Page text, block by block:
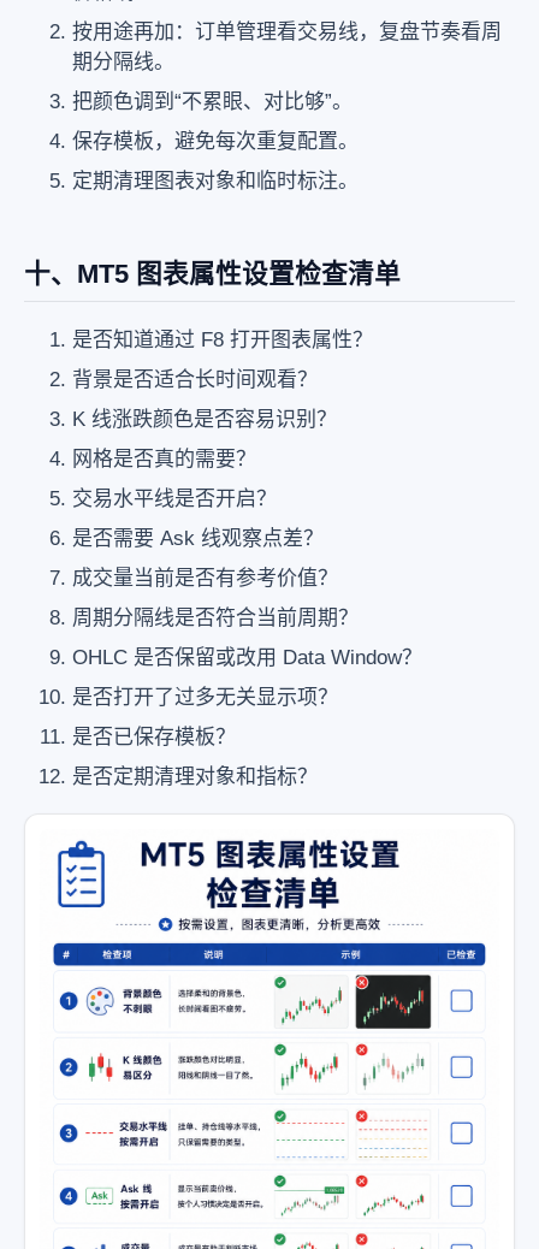
按用途再加：订单管理看交易线，复盘节奏看周
期分隔线。
把颜色调到“不累眼、对比够”。
保存模板，避免每次重复配置。
定期清理图表对象和临时标注。
十、MT5 图表属性设置检查清单
是否知道通过 F8 打开图表属性？
背景是否适合长时间观看？
K 线涨跌颜色是否容易识别？
网格是否真的需要？
交易水平线是否开启？
是否需要 Ask 线观察点差？
成交量当前是否有参考价值？
周期分隔线是否符合当前周期？
OHLC 是否保留或改用 Data Window？
是否打开了过多无关显示项？
是否已保存模板？
是否定期清理对象和指标？